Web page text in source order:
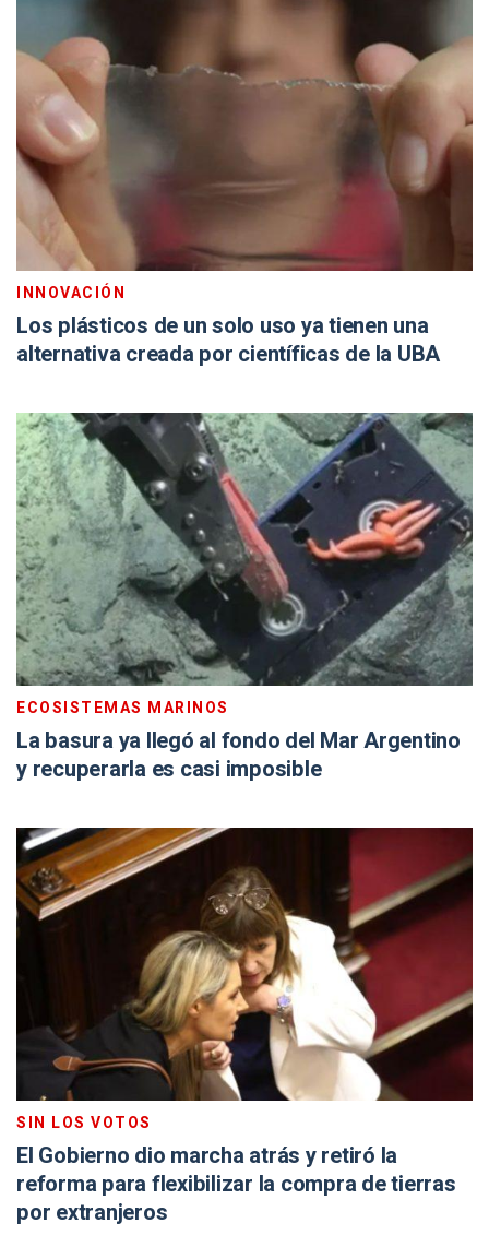
INNOVACIÓN
Los plásticos de un solo uso ya tienen una
alternativa creada por científicas de la UBA
ECOSISTEMAS MARINOS
La basura ya llegó al fondo del Mar Argentino
y recuperarla es casi imposible
SIN LOS VOTOS
El Gobierno dio marcha atrás y retiró la
reforma para flexibilizar la compra de tierras
por extranjeros